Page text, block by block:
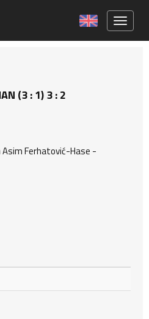
(3 : 1) 3 : 2
Ferhatović-Hase -